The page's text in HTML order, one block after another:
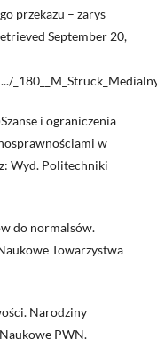
przekazu – zarys
September 20,
i ograniczenia
w
Wyd. Politechniki
do normalsów.
Towarzystwa
Narodziny
PWN.